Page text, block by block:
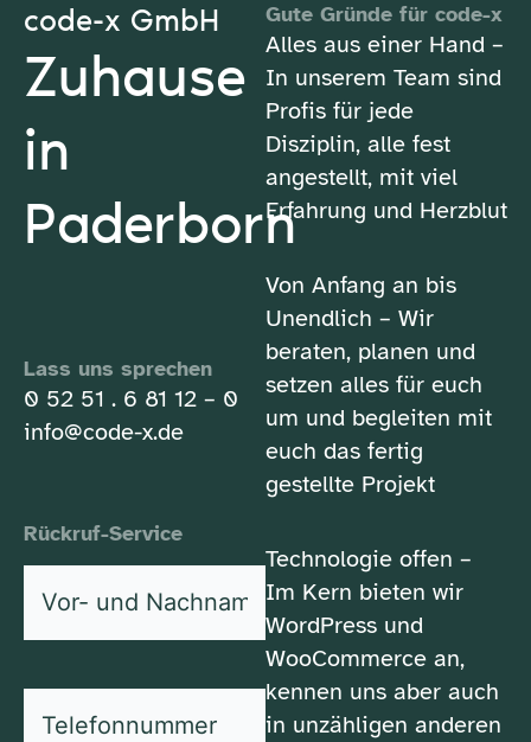
code-x GmbH
Zuhause
in
Paderborn
Lass uns sprechen
0 52 51 . 6 81 12 – 0
info@code-x.de
Rückruf-Service
und
Nachname*
Gute Gründe für code-x
Alles aus einer Hand –
In unserem Team sind
Profis für jede
Disziplin, alle fest
angestellt, mit viel
Erfahrung und Herzblut
Von Anfang an bis
Unendlich – Wir
beraten, planen und
setzen alles für euch
um und begleiten mit
euch das fertig
gestellte Projekt
Technologie offen –
Im Kern bieten wir
WordPress und
WooCommerce an,
kennen uns aber auch
in unzähligen anderen